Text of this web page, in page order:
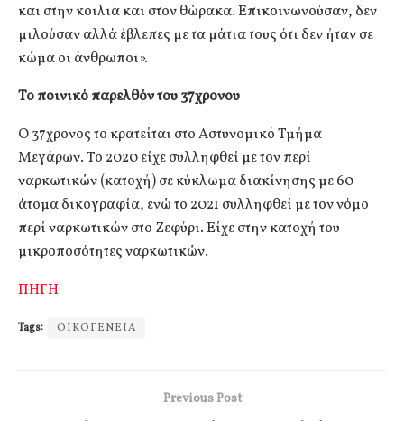
και στην κοιλιά και στον θώρακα. Επικοινωνούσαν, δεν
μιλούσαν αλλά έβλεπες με τα μάτια τους ότι δεν ήταν σε
κώμα οι άνθρωποι».
Το ποινικό παρελθόν του 37χρονου
Ο 37χρονος το κρατείται στο Αστυνομικό Τμήμα
Μεγάρων. Το 2020 είχε συλληφθεί με τον περί
ναρκωτικών (κατοχή) σε κύκλωμα διακίνησης με 60
άτομα δικογραφία, ενώ το 2021 συλληφθεί με τον νόμο
περί ναρκωτικών στο Ζεφύρι. Είχε στην κατοχή του
μικροποσότητες ναρκωτικών.
ΠΗΓΗ
Tags: ΟΙΚΟΓΕΝΕΙΑ
Previous Post